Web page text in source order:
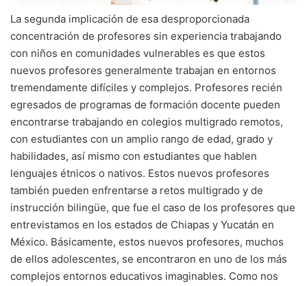
La segunda implicación de esa desproporcionada
concentración de profesores sin experiencia trabajando
con niños en comunidades vulnerables es que estos
nuevos profesores generalmente trabajan en entornos
tremendamente difíciles y complejos. Profesores recién
egresados de programas de formación docente pueden
encontrarse trabajando en colegios multigrado remotos,
con estudiantes con un amplio rango de edad, grado y
habilidades, así mismo con estudiantes que hablen
lenguajes étnicos o nativos. Estos nuevos profesores
también pueden enfrentarse a retos multigrado y de
instrucción bilingüe, que fue el caso de los profesores que
entrevistamos en los estados de Chiapas y Yucatán en
México. Básicamente, estos nuevos profesores, muchos
de ellos adolescentes, se encontraron en uno de los más
complejos entornos educativos imaginables. Como nos